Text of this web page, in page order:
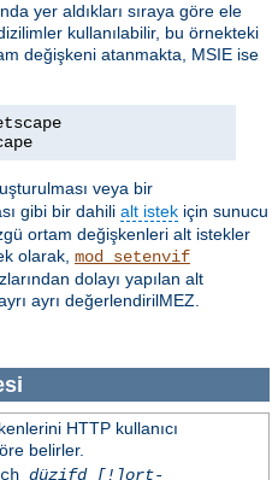
yer aldıkları sıraya göre ele
kullanılabilir, bu örnekteki
değişkeni atanmakta, MSIE ise
veya bir
gibi bir dahili alt istek için sunucu
ortam değişkenleri alt istekler
olarak, mod_setenvif
dolayı yapılan alt
ayrı değerlendirilMEZ.
HTTP kullanıcı
belirler.
düzifd [!]ort-